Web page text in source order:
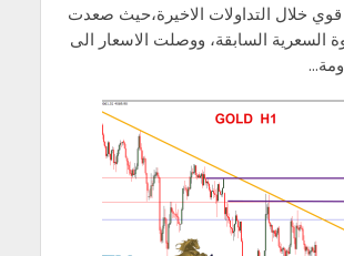
خلال التداولات الاخيرة،حيث صعدت
السعرية السابقة، ووصلت الاسعار الى